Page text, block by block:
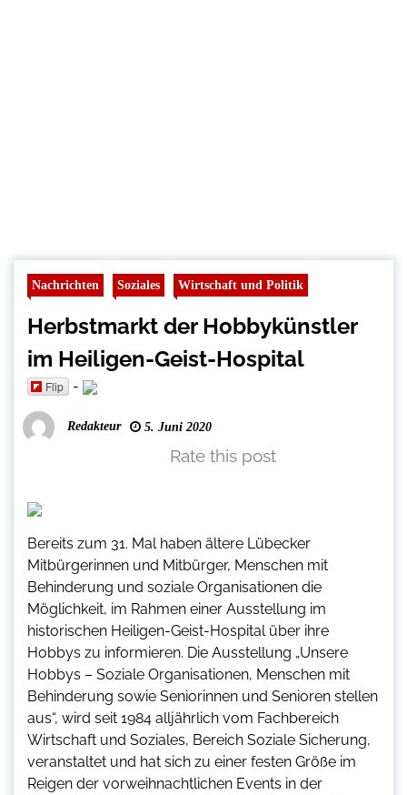
Nachrichten Soziales Wirtschaft und Politik
Herbstmarkt der Hobbykünstler
im Heiligen-Geist-Hospital
Flip -
Redakteur 5. Juni 2020
Rate this post
Bereits zum 31. Mal haben ältere Lübecker
Mitbürgerinnen und Mitbürger, Menschen mit
Behinderung und soziale Organisationen die
Möglichkeit, im Rahmen einer Ausstellung im
historischen Heiligen-Geist-Hospital über ihre
Hobbys zu informieren. Die Ausstellung „Unsere
Hobbys – Soziale Organisationen, Menschen mit
Behinderung sowie Seniorinnen und Senioren stellen
aus“, wird seit 1984 alljährlich vom Fachbereich
Wirtschaft und Soziales, Bereich Soziale Sicherung,
veranstaltet und hat sich zu einer festen Größe im
Reigen der vorweihnachtlichen Events in der